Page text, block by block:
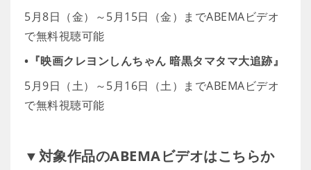
5月8日（金）～5月15日（金）までABEMAビデオ
で無料視聴可能
•『映画クレヨンしんちゃん 暗黒タマタマ大追跡』
5月9日（土）～5月16日（土）までABEMAビデオ
で無料視聴可能
▼対象作品のABEMAビデオはこちらか